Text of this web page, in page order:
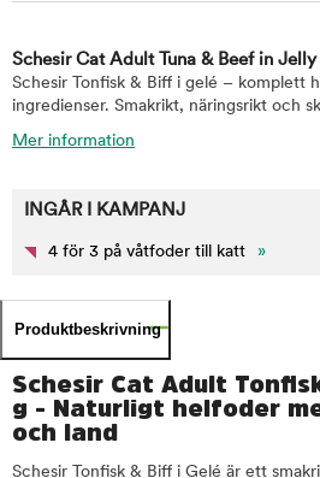
Schesir Cat Adult Tuna & Beef in
Schesir Tonfisk & Biff i gelé – komplett
ingredienser. Smakrikt, näringsrikt och
Mer information
INGÅR I KAMPANJ
4 för 3 på våtfoder till katt »
Produktbeskrivning
Schesir Cat Adult
g - Naturligt helfoder
och land
Schesir Tonfisk & Biff i Gelé är ett